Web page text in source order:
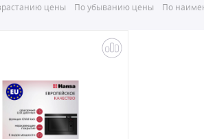
цены По убыванию цены По